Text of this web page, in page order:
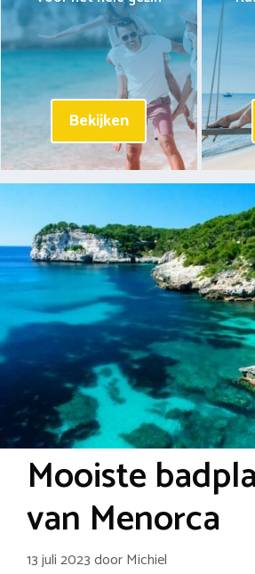
Bekijken
Mooiste
van Menorca
13 juli 2023doorMichiel